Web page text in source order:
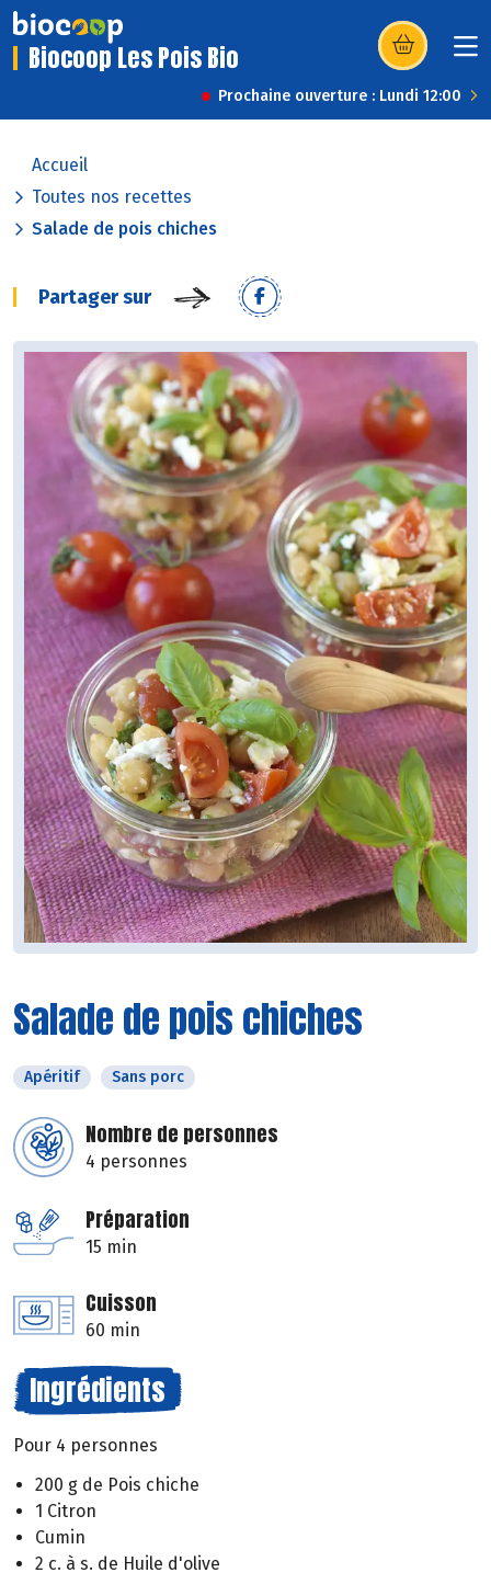
Biocoop Les Pois Bio (s’ouvre dans
Prochaine ouverture : Lundi 12:00
Accueil
Toutes nos recettes
Salade de pois chiches
Partager sur
Salade de pois chiches
Apéritif Sans porc
Nombre de personnes
4 personnes
Préparation
15 min
Cuisson
60 min
Ingrédients
Pour 4 personnes
200 g de Pois chiche
1 Citron
Cumin
2 c. à s. de Huile d'olive